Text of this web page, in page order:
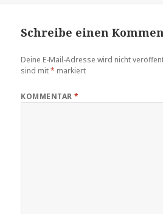
Schreibe einen
Deine E-Mail-Adresse wird nicht
sind mit* markiert
KOMMENTAR*